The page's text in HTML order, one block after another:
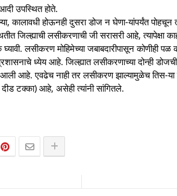
उपस्थित होते.
कालावधी होऊनही दुसरा डोज न घेणा-यांपर्यंत
जिल्ह्याची लसीकरणाची जी सरासरी आहे, त्यापेक्षा
लसीकरण मोहिमेच्या जबाबदारीपासून कोणीही पळ
ध्येय आहे. जिल्ह्यात लसीकरणाच्या दोन्ही डोजची
आली आहे. एवढेच नाही तर लसीकरण झाल्यामुळेच तिस-
टक्का) आहे, असेही त्यांनी सांगितले.